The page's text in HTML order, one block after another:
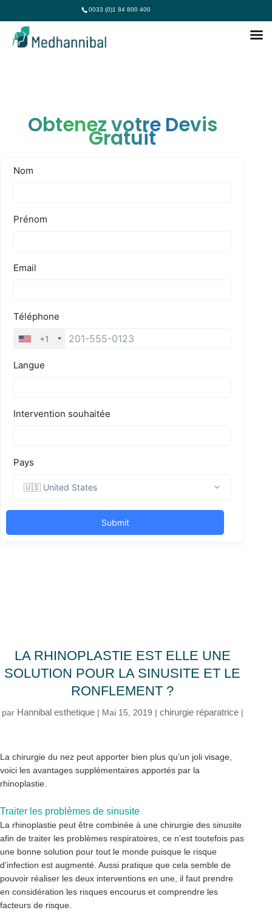
0033 (0)1 84 800 400
Obtenez votre Devis
Gratuit
LA RHINOPLASTIE EST ELLE UNE
SOLUTION POUR LA SINUSITE ET LE
RONFLEMENT ?
par Hannibal esthetique| Mai 15, 2019 | chirurgie réparatrice|
La chirurgie du nez peut apporter bien plus qu’un joli visage,
voici les avantages supplémentaires apportés par la
rhinoplastie.
Traiter les problèmes de sinusite
La rhinoplastie peut être combinée à une chirurgie des sinusite
afin de traiter les problèmes respiratoires, ce n’est toutefois pas
une bonne solution pour tout le monde puisque le risque
d’infection est augmenté. Aussi pratique que cela semble de
pouvoir réaliser les deux interventions en une, il faut prendre
en considération les risques encourus et comprendre les
facteurs de risque.